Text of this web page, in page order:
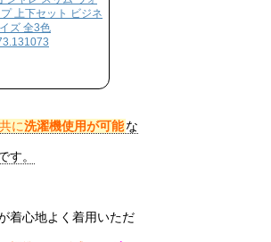
上下セット ビジネ
ズ 全3色
共に洗濯機使用が可能な
す。
着心地よく着用いただ